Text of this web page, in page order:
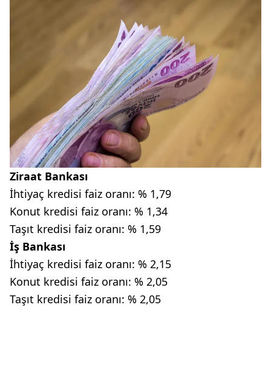
Ziraat Bankası
İhtiyaç kredisi faiz oranı: % 1,79
Konut kredisi faiz oranı: % 1,34
Taşıt kredisi faiz oranı: % 1,59
İş Bankası
İhtiyaç kredisi faiz oranı: % 2,15
Konut kredisi faiz oranı: % 2,05
Taşıt kredisi faiz oranı: % 2,05